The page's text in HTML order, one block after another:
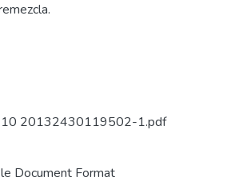
20132430119502-1.pdf
Document Format